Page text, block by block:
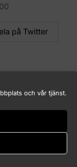
och vår tjänst.
på Twitter
medlemmar)